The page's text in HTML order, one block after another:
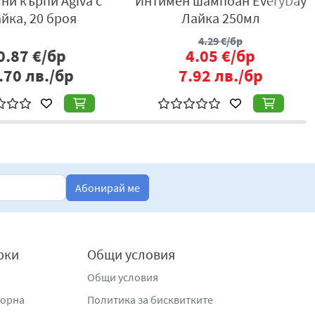
„Христофор Колумб“ 57, гр. София, България,
,www.interfoodsbg.com
20 броя
€/бр
лв./бр
Лайка 250мл
4.29€/бр
4.05€/бр
7.92лв./бр
Абонирай ме
Общи условия
Общи условия
Политика за бисквитките